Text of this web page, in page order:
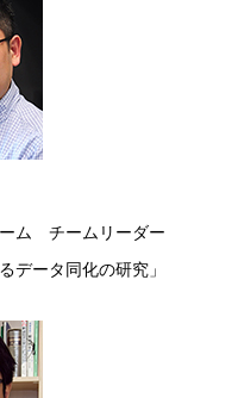
ム チームリーダー
データ同化の研究」